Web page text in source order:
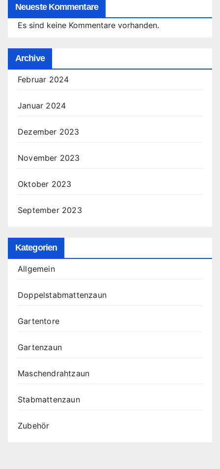
Neueste Kommentare
Es sind keine Kommentare vorhanden.
Archive
Februar 2024
Januar 2024
Dezember 2023
November 2023
Oktober 2023
September 2023
Kategorien
Allgemein
Doppelstabmattenzaun
Gartentore
Gartenzaun
Maschendrahtzaun
Stabmattenzaun
Zubehör